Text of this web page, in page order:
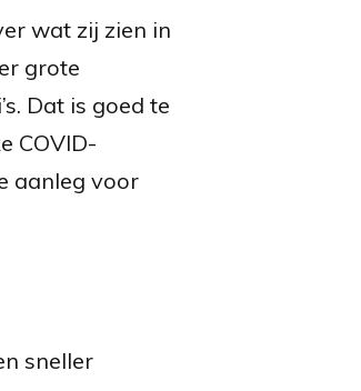
wat zij zien in
grote
Dat is goed te
COVID-
aanleg voor
sneller